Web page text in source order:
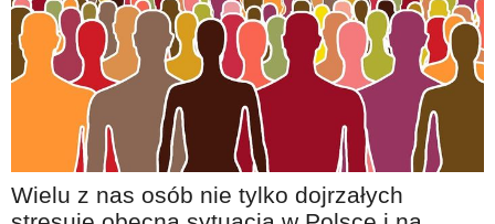
Mieszkaj wygodnie i bez barier
Warto wiedzieć!
Podróże i wypoczynek
Taniej, okazyjnie, specjalnie dla 60plus
Na wesoło
Hobby i pasje
KONTAKT
Wielu z nas osób nie tylko dojrzałych